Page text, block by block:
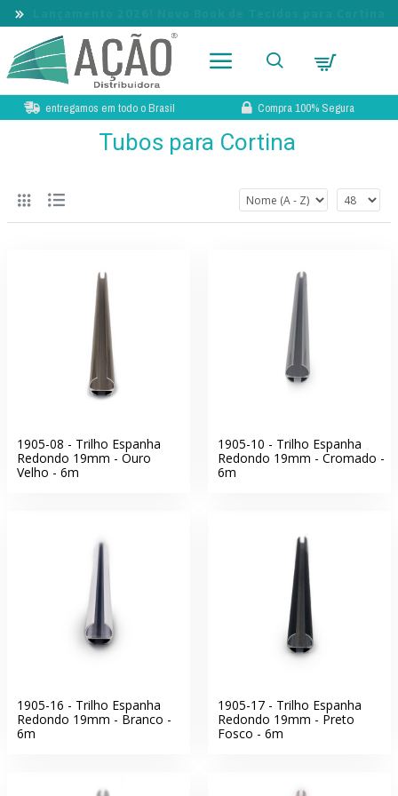
entregamos em todo o Brasil Compra 100% Segura
Tubos para Cortina
1905-08 - Trilho Espanha
Redondo 19mm - Ouro
Velho - 6m
1905-10 - Trilho Espanha
Redondo 19mm - Cromado -
6m
1905-16 - Trilho Espanha
Redondo 19mm - Branco -
6m
1905-17 - Trilho Espanha
Redondo 19mm - Preto
Fosco - 6m